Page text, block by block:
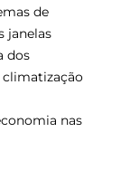
de
janelas
dos
climatização
nas